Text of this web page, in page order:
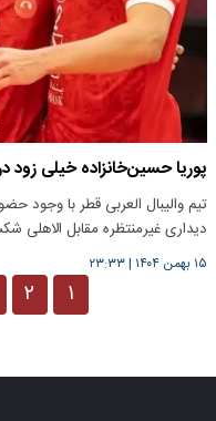
پوریا حسین‌خانزاده خیلی زود
تیم والیبال العربی قطر با وجود
دیداری غیرمنتظره مقابل الاهلی
۱۵ بهمن ۱۴۰۴ |۲۳:۳۳
۱ ۲